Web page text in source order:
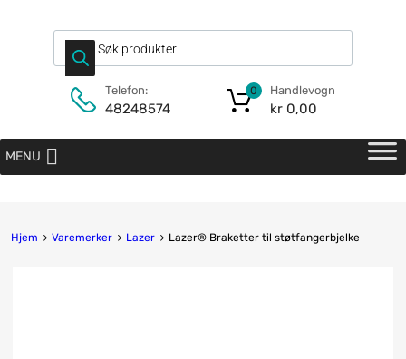
Telefon:
48248574
Handlevogn
kr 0,00
0
MENU
Hjem Varemerker Lazer Lazer® Braketter til støtfangerbjelke